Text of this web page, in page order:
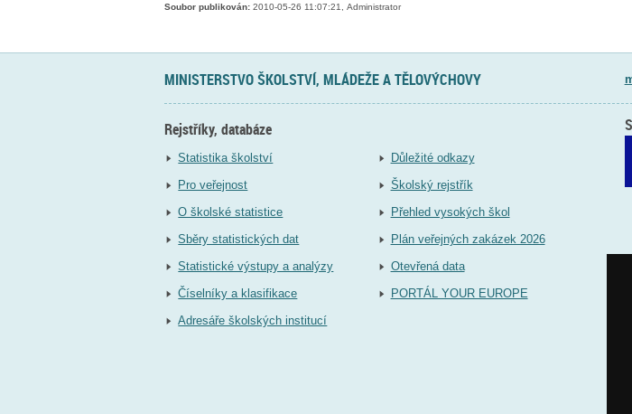
Soubor publikován: 2010-05-26 11:07:21, Administrator
MINISTERSTVO ŠKOLSTVÍ, MLÁDEŽE A TĚLOVÝCHOVY
Rejstříky, databáze
Statistika školství
Pro veřejnost
O školské statistice
Sběry statistických dat
Statistické výstupy a analýzy
Číselníky a klasifikace
Adresáře školských institucí
Důležité odkazy
Školský rejstřík
Přehled vysokých škol
Plán veřejných zakázek 2026
Otevřená data
PORTÁL YOUR EUROPE